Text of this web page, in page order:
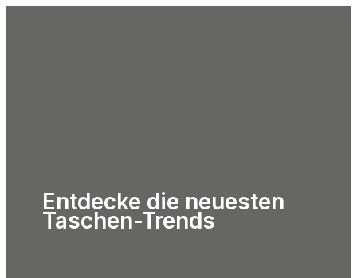
Entdecke die neuesten
Taschen-Trends